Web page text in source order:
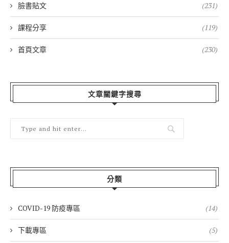
臉書貼文 (231)
課程分享 (119)
首頁文章 (230)
文章關鍵字搜尋
分類
COVID-19 防疫專區 (14)
下載專區 (5)